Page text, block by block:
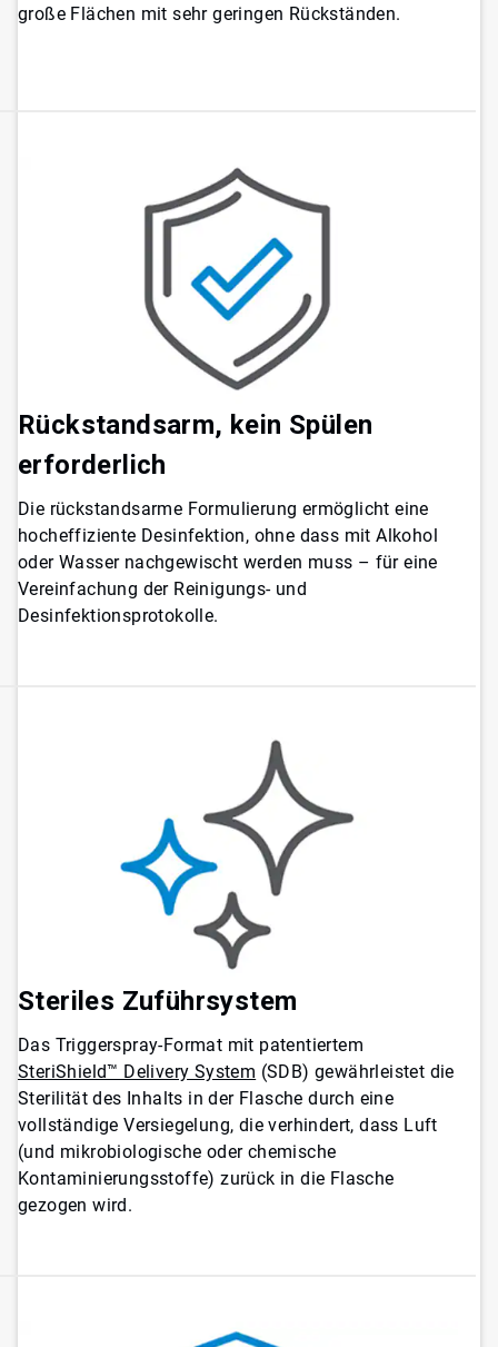
große Flächen mit sehr geringen Rückständen.
Rückstandsarm, kein Spülen
erforderlich
Die rückstandsarme Formulierung ermöglicht eine
hocheffiziente Desinfektion, ohne dass mit Alkohol
oder Wasser nachgewischt werden muss – für eine
Vereinfachung der Reinigungs- und
Desinfektionsprotokolle.
Steriles Zuführsystem
Das Triggerspray-Format mit patentiertem
SteriShield™ Delivery System (SDB) gewährleistet die
Sterilität des Inhalts in der Flasche durch eine
vollständige Versiegelung, die verhindert, dass Luft
(und mikrobiologische oder chemische
Kontaminierungsstoffe) zurück in die Flasche
gezogen wird.